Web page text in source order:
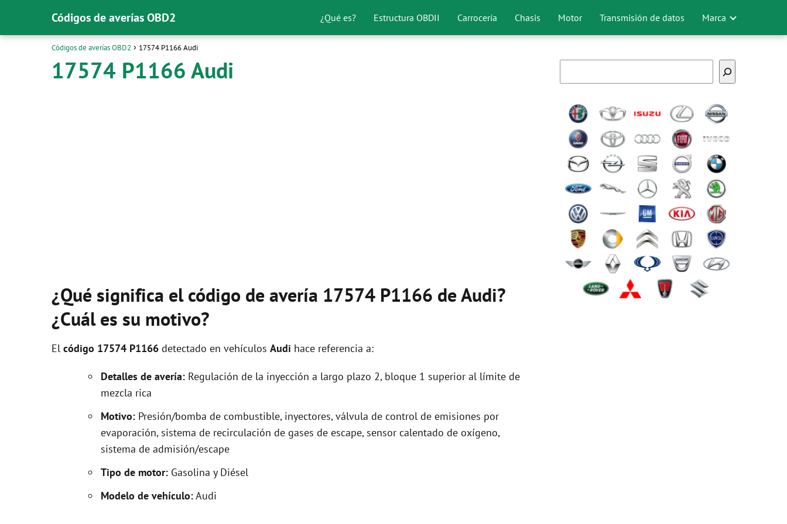
Códigos de averías OBD2 ¿Qué es? Estructura OBDII Carrocería Chasis Motor Transmisión de datos Marca
Códigos de averías OBD2 17574 P1166 Audi
17574 P1166 Audi
¿Qué significa el código de avería 17574 P1166 de Audi?
¿Cuál es su motivo?
El código 17574 P1166 detectado en vehículos Audi hace referencia a:
Detalles de avería: Regulación de la inyección a largo plazo 2, bloque 1 superior al límite de
mezcla rica
Motivo: Presión/bomba de combustible, inyectores, válvula de control de emisiones por
evaporación, sistema de recirculación de gases de escape, sensor calentado de oxígeno,
sistema de admisión/escape
Tipo de motor: Gasolina y Diésel
Modelo de vehículo:Audi